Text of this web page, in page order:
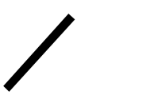
／